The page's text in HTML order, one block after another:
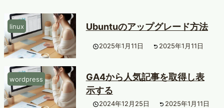
linux Ubuntuのアップグレード方法
2025年1月11日 2025年1月11日
wordpress
GA4から人気記事を取得し表
示する
2024年12月25日 2025年1月11日